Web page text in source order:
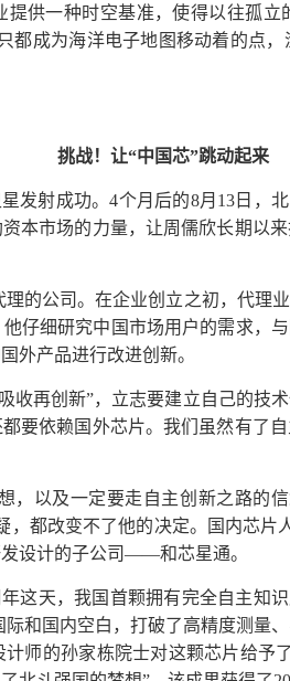
供一种时空基准，使得以往孤
都成为海洋电子地图移动着的点
挑战！让“中国芯”跳动起来
发射成功。4个月后的8月13日，
本市场的力量，让周儒欣长期以
的公司。在企业创立之初，代理
仔细研究中国市场用户的需求，
外产品进行改进创新。
收再创新”，立志要建立自己的技
要依赖国外芯片。我们虽然有了
，以及一定要走自主创新之路的
，都改变不了他的决定。国内芯片
设计的子公司——和芯星通。
这天，我国首颗拥有完全自主知
和国内空白，打破了高精度测量
师的孙家栋院士对这颗芯片给予